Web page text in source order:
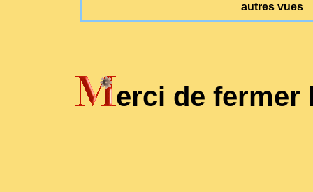
autres vues
erci de fermer